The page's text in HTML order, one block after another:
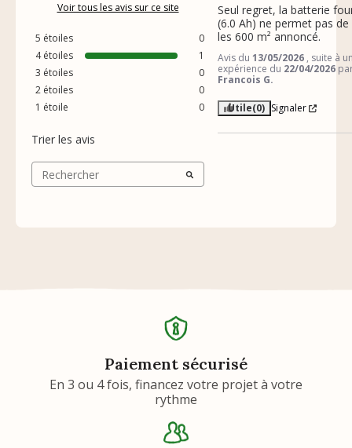
Voir tous les avis sur ce site
5 étoiles
0
4étoiles
1
3 étoiles
0
2 étoiles
0
1 étoile 0
Trier les avis
Seul regret, la batterie
(6.0 Ah) ne permet pas
les 600 m² annoncé.
Avis du 13/05/2026 , suite à
expérience du 22/04/2026
Francois G.
Utile(0) Signaler
Paiement sécurisé
En 3 ou 4 fois, financez votre projet à votre
rythme